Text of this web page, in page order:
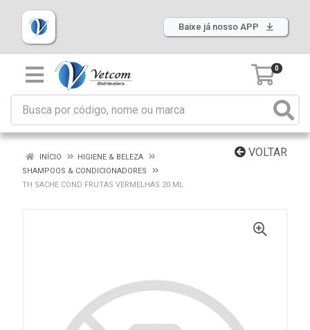
Baixe já nosso APP
0
VOLTAR
INÍCIO
HIGIENE & BELEZA
SHAMPOOS & CONDICIONADORES
TH SACHE COND FRUTAS VERMELHAS 20 ML